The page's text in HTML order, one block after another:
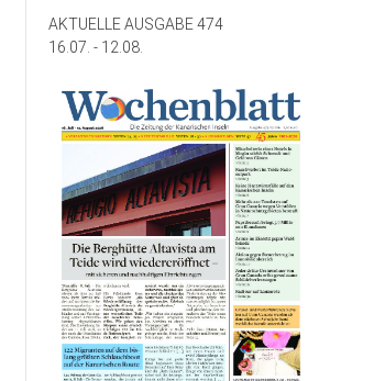
AKTUELLE AUSGABE 474
16.07. - 12.08.